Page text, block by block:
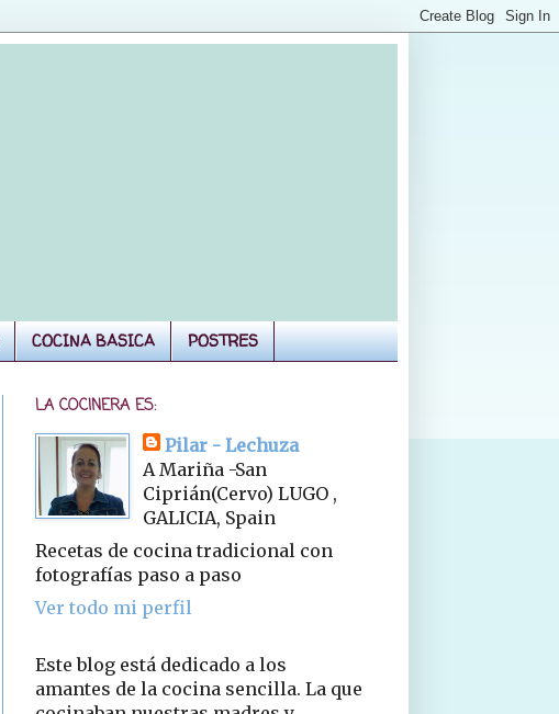
COCINA BASICA POSTRES
LA COCINERA ES:
Pilar - Lechuza
A Mariña -San
Ciprián(Cervo) LUGO ,
GALICIA, Spain
Recetas de cocina tradicional con
fotografías paso a paso
Ver todo mi perfil
Este blog está dedicado a los
amantes de la cocina sencilla. La que